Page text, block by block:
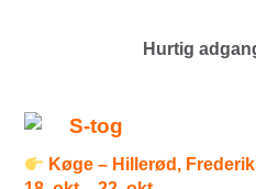
Hurtig
S-tog
Køge – Hillerød,